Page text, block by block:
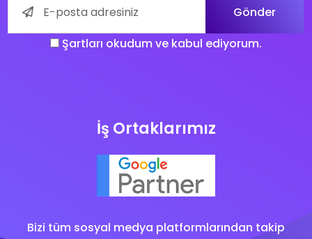
Gönder
Şartları okudum ve kabul ediyorum.
İş Ortaklarımız
Bizi tüm sosyal medya platformlarından takip